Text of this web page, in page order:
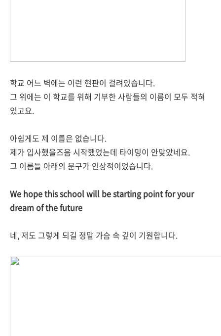
학교 어느 벽에는 이런 현판이 걸려있습니다.
그 위에는 이 학교를 위해 기부한 사람들의 이름이 모두 적혀
있고요.
아쉽게도 제 이름은 없습니다.
제가 입사했을즈음 시작했었는데 타이밍이 안맞았네요.
그 이름들 아래의 문구가 인상적이었습니다.
We hope this school will be starting point for your
dream of the future
네, 저도 그렇게 되길 정말 가슴 속 깊이 기원합니다.